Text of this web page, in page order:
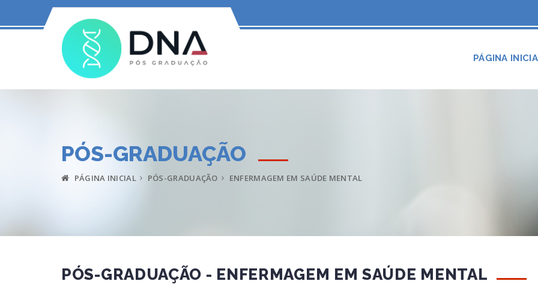
PÁGINA
PÓS-GRADUAÇÃO
PÁGINA INICIAL PÓS-GRADUAÇÃO ENFERMAGEM EM SAÚDE MENTAL
PÓS-GRADUAÇÃO - ENFERMAGEM EM SAÚDE MENTAL